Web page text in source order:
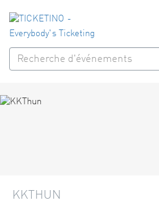
KKTHUN